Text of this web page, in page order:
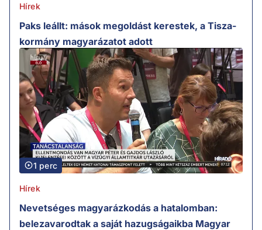
Hírek
Paks leállt: mások megoldást kerestek, a Tisza-
kormány magyarázatot adott
1 perc
Hírek
Nevetséges magyarázkodás a hatalomban:
belezavarodtak a saját hazugságaikba Magyar